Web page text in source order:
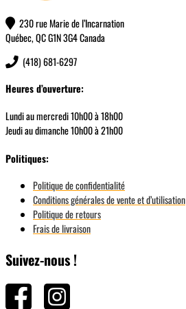
230 rue Marie de l’Incarnation
Québec, QC G1N 3G4 Canada
(418) 681-6297
Heures d’ouverture:
Lundi au mercredi 10h00 à 18h00
Jeudi au dimanche 10h00 à 21h00
Politiques:
Politique de confidentialité
Conditions générales de vente et d’utilisation
Politique de retours
Frais de livraison
Suivez-nous !